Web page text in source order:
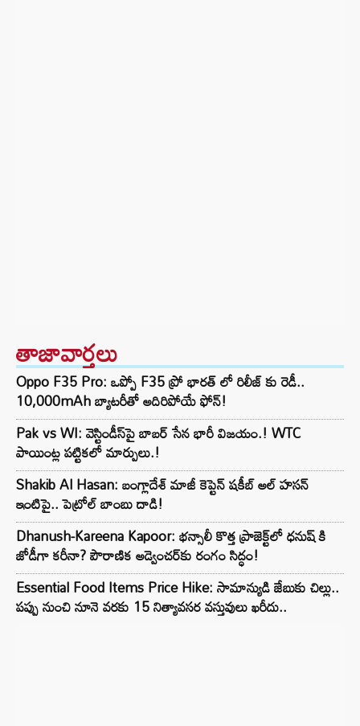
తాజావార్తలు
Oppo F35 Pro: ఒప్పో F35 ప్రో భారత్ లో రిలీజ్ కు రెడీ..
10,000mAh బ్యాటరీతో అదిరిపోయే ఫోన్!
Pak vs WI: వెస్టిండీస్‌పై బాబర్ సేన భారీ విజయం.! WTC
పాయింట్ల పట్టికలో మార్పులు.!
Shakib Al Hasan: బంగ్లాదేశ్ మాజీ కెప్టెన్ షకీబ్ అల్ హసన్
ఇంటిపై.. పెట్రోల్ బాంబు దాడి!
Dhanush-Kareena Kapoor: భన్సాలీ కొత్త ప్రాజెక్ట్‌లో ధనుష్ కి
జోడీగా కరీనా? పౌరాణిక అడ్వెంచర్‌కు రంగం సిద్ధం!
Essential Food Items Price Hike: సామాన్యుడి జేబుకు చిల్లు..
పప్పు నుంచి నూనె వరకు 15 నిత్యావసర వస్తువులు ఖరీదు..